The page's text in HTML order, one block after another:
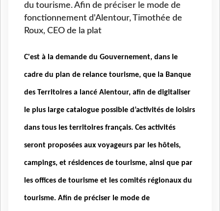
du tourisme. Afin de préciser le mode de
fonctionnement d'Alentour, Timothée de
Roux, CEO de la plat
C'est à la demande du Gouvernement, dans le
cadre du plan de relance tourisme, que la Banque
des Territoires a lancé Alentour, afin de digitaliser
le plus large catalogue possible d’activités de loisirs
dans tous les territoires français. Ces activités
seront proposées aux voyageurs par les hôtels,
campings, et résidences de tourisme, ainsi que par
les offices de tourisme et les comités régionaux du
tourisme. Afin de préciser le mode de